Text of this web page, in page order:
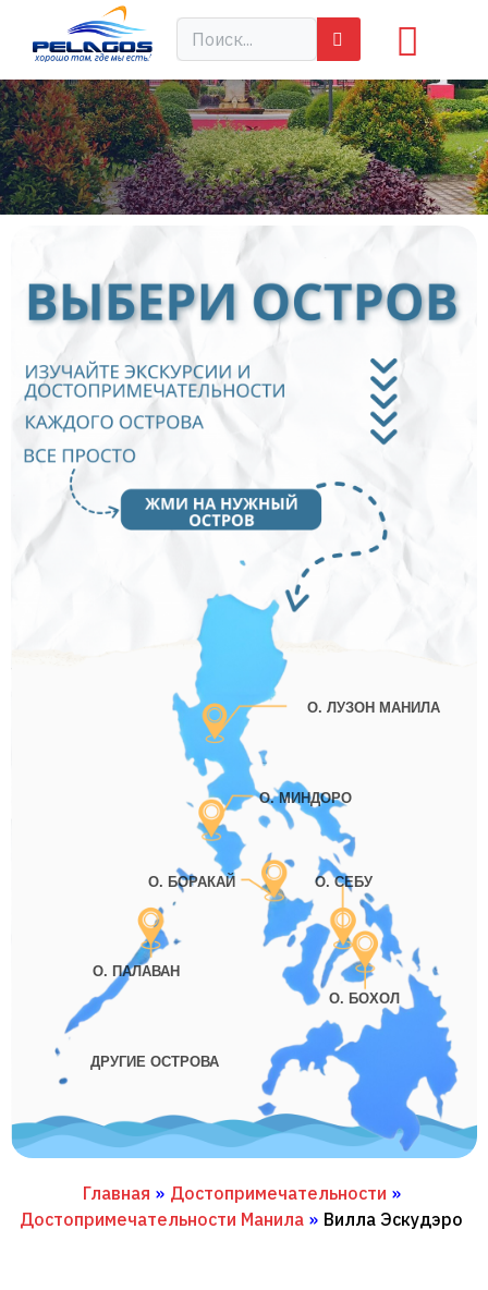
О. ЛУЗОН МАНИЛА
О. МИНДОРО
О. БОРАКАЙ
О. ПАЛАВАН
О. СЕБУ
О. БОХОЛ
ДРУГИЕ ОСТРОВА
Главная » Достопримечательности »
Достопримечательности Манила » Вилла Эскудэро